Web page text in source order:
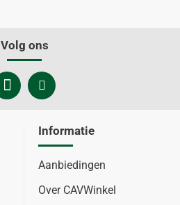
Volg ons
Informatie
Aanbiedingen
Over CAVWinkel